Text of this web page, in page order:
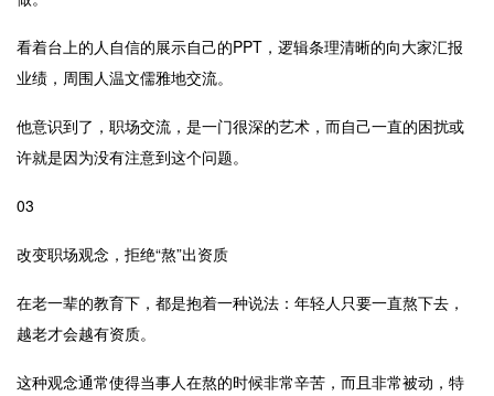
看着台上的人自信的展示自己的PPT ，逻辑条理清晰的向大家汇报
业绩，周围人温文儒雅地交流。
他意识到了，职场交流，是一门很深的艺术，而自己一直的困扰或
许就是因为没有注意到这个问题。
03
改变职场观念，拒绝“熬”出资质
在老一辈的教育下，都是抱着一种说法：年轻人只要一直熬下去，
越老才会越有资质。
这种观念通常使得当事人在熬的时候非常辛苦，而且非常被动，特